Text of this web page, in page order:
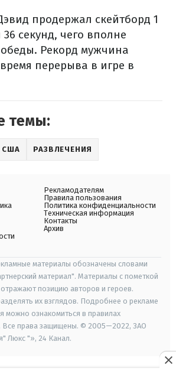
продержал скейтборд 1
36 секунд, чего вполне
Рекорд мужчина
перерыва в игре в
темы:
США РАЗВЛЕЧЕНИЯ
Рекламодателям
Правила пользования
Политика конфиденциальности
Техническая информация
Контакты
Архив
материалы обозначены словами
материал". Материалы с пометкой
позицию авторов и героев.
их взглядов. Подробнее о рекламе
можно ознакомиться в правилах
Все права защищены. © 2005—2022, ЗАО
Люкс "», 24 Канал.